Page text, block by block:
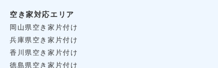
空き家対応エリア
岡山県空き家片付け
兵庫県空き家片付け
香川県空き家片付け
徳島県空き家片付け